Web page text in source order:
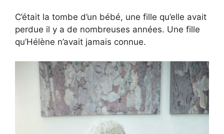
C’était la tombe d’un bébé, une fille qu’elle avait
perdue il y a de nombreuses années. Une fille
qu’Hélène n’avait jamais connue.